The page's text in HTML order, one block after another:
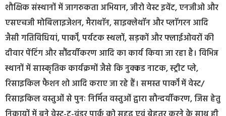
शौक्षिक संस्थानों में जागरुकता अभियान, जीरो वेस्ट इवेंट, एनजीओ और
एसएचजी मोबिलाइजेशन, मैराथाॅन, साइक्लेथॉन और प्लाॅगरन आदि
जैसी गतिविधियां, पार्कों, पर्यटक स्थलों, सड़कों और फ्लाईओवरों की
दीवार पेंटिंग और सौंदर्यीकरण आदि का कार्य किया जा रहा है। विभिन्न
स्थानों में सास्कृतिक कार्यक्रमों जैसे कि नुक्कड नाटक, स्ट्रीट प्ले,
रिसाइकिल फैशन शो आदि कराए जा रहे हैं। समस्त पार्कों में वेस्ट/
रिसाइकिल वस्तुओं से पुनः निर्मित वस्तुओं द्वारा सौन्दर्यीकरण, जिस हेतु